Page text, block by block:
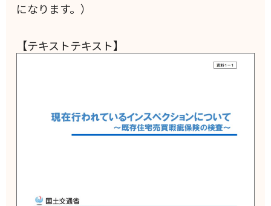
になります。）
【テキストテキスト】